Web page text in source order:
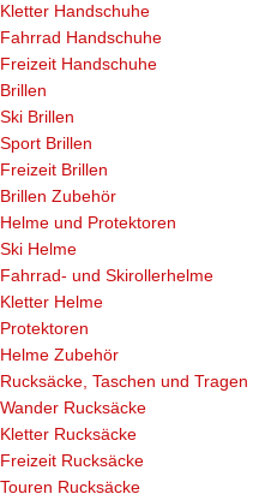
Kletter Handschuhe
Fahrrad Handschuhe
Freizeit Handschuhe
Brillen
Ski Brillen
Sport Brillen
Freizeit Brillen
Brillen Zubehör
Helme und Protektoren
Ski Helme
Fahrrad- und Skirollerhelme
Kletter Helme
Protektoren
Helme Zubehör
Rucksäcke, Taschen und Tragen
Wander Rucksäcke
Kletter Rucksäcke
Freizeit Rucksäcke
Touren Rucksäcke